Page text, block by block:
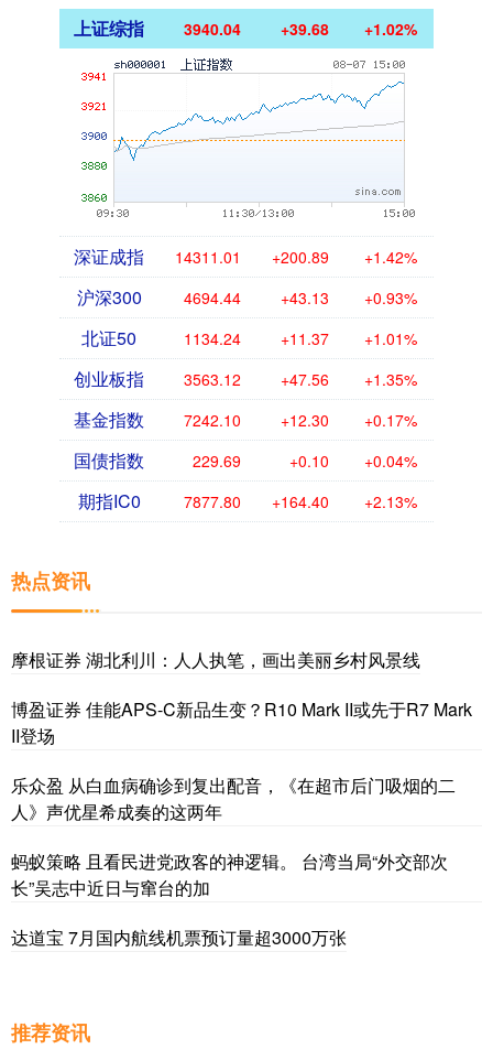
上证综指 3940.04 +39.68 +1.02%
深证成指 14311.01 +200.89 +1.42%
沪深300 4694.44 +43.13 +0.93%
北证50 1134.24 +11.37 +1.01%
创业板指 3563.12 +47.56 +1.35%
基金指数 7242.10 +12.30 +0.17%
国债指数 229.69 +0.10 +0.04%
期指IC0 7877.80 +164.40 +2.13%
热点资讯
摩根证券 湖北利川：人人执笔，画出美丽乡村风景线
博盈证券 佳能APS-C新品生变？R10 Mark II或先于R7 Mark
II登场
乐众盈 从白血病确诊到复出配音，《在超市后门吸烟的二
人》声优星希成奏的这两年
蚂蚁策略 且看民进党政客的神逻辑。 台湾当局“外交部次
长”吴志中近日与窜台的加
达道宝 7月国内航线机票预订量超3000万张
推荐资讯